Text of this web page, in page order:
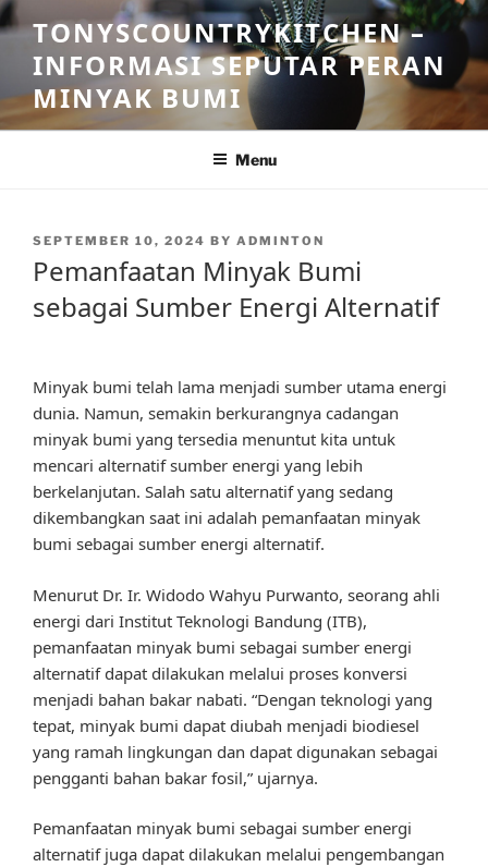
Skip
to
content
TONYSCOUNTRYKITCHEN –
INFORMASI SEPUTAR PERAN
MINYAK BUMI
Menu
POSTED
SEPTEMBER 10, 2024 BY ADMINTON
Pemanfaatan Minyak Bumi
sebagai Sumber Energi Alternatif
Minyak bumi telah lama menjadi sumber utama energi
dunia. Namun, semakin berkurangnya cadangan
minyak bumi yang tersedia menuntut kita untuk
mencari alternatif sumber energi yang lebih
berkelanjutan. Salah satu alternatif yang sedang
dikembangkan saat ini adalah pemanfaatan minyak
bumi sebagai sumber energi alternatif.
Menurut Dr. Ir. Widodo Wahyu Purwanto, seorang ahli
energi dari Institut Teknologi Bandung (ITB),
pemanfaatan minyak bumi sebagai sumber energi
alternatif dapat dilakukan melalui proses konversi
menjadi bahan bakar nabati. “Dengan teknologi yang
tepat, minyak bumi dapat diubah menjadi biodiesel
yang ramah lingkungan dan dapat digunakan sebagai
pengganti bahan bakar fosil,” ujarnya.
Pemanfaatan minyak bumi sebagai sumber energi
alternatif juga dapat dilakukan melalui pengembangan